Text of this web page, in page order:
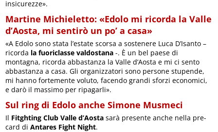
insicurezze».
Martine Michieletto: «Edolo mi ricorda la Valle
d’Aosta, mi sentirò un po’ a casa»
«A Edolo sono stata l’estate scorsa a sostenere Luca D’Isanto –
ricorda la fuoriclasse valdostana -. È un bel paese di
montagna, ricorda abbastanza la Valle d’Aosta e mi ci sento
abbastanza a casa. Gli organizzatori sono persone stupende,
mi hanno fortemente voluto, facendo grandi sforzi economici,
e darò il massimo per ripagarli».
Sul ring di Edolo anche Simone Musmeci
Il Fitghting Club Valle d’Aosta sarà presente anche nella pre-
card diAntares Fight Night.